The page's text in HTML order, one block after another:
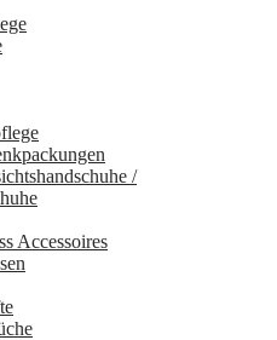
/
Accessoires